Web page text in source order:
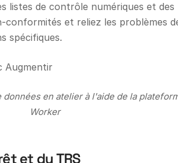
listes de contrôle numériques et
et reliez les problèmes
spécifiques.
en atelier à l'aide de la
Worker
et du TRS